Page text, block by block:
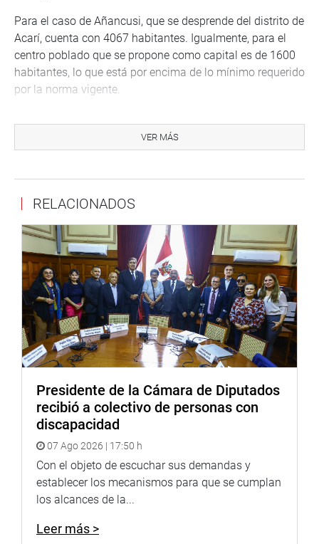
Para el caso de Añancusi, que se desprende del distrito de
Acarí, cuenta con 4067 habitantes. Igualmente, para el
centro poblado que se propone como capital es de 1600
habitantes, lo que está por encima de lo mínimo requerido
por la norma vigente.
Regional de Huancavelica y de la Municipalidad Distrital
de Acoria. Se trata de un pueblo que “tiene la urgencia de
En el caso de Patay Rondos, su ámbito propuesto está
dentro del distrito de Marías, provincia de Dos de Mayo,
en Huánuco. “Cuenta con una posición estratégica en la
zona del valle del Alto Huallaga, ya que se encuentra a
una distancia equidistante” a los distritos de Monzón de
Santa María del Valle, lo que posibilita la proyección de la
construcción de una carretera.
Patay Rodos cuenta con una población de 3831
habitantes, lo que sobrepasa los niveles mínimos para la
futuro distrito tiene una población mayor a 1500
habitantes, y tiene acceso por vías carrozables y
afirmadas con todos los caseríos inmersos en la
propuesta.
OFICINA DE COMUNICACIONES
VER MÁS
RELACIONADOS
Presidente de la Cámara de Diputados
recibió a colectivo de personas con
discapacidad
07 Ago 2026 | 17:50 h
Con el objeto de escuchar sus demandas y
establecer los mecanismos para que se cumplan
los alcances de la...
Leer más >